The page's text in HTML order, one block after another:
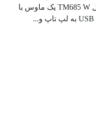
دقت:1200 dpi موس بی سیم تسکو مدل TM685 W یک ماوس با